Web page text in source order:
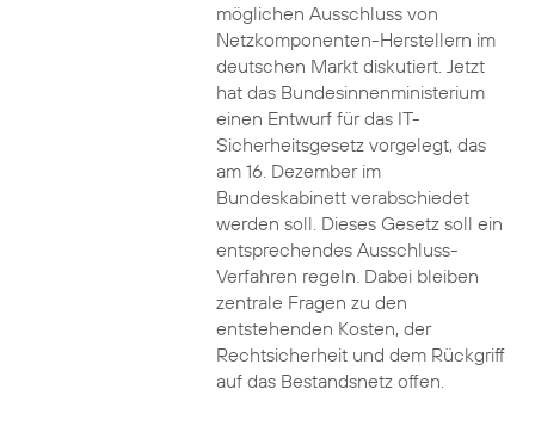
möglichen Ausschluss von
Netzkomponenten-Herstellern im
deutschen Markt diskutiert. Jetzt
hat das Bundesinnenministerium
einen Entwurf für das IT-
Sicherheitsgesetz vorgelegt, das
am 16. Dezember im
Bundeskabinett verabschiedet
werden soll. Dieses Gesetz soll ein
entsprechendes Ausschluss-
Verfahren regeln. Dabei bleiben
zentrale Fragen zu den
entstehenden Kosten, der
Rechtsicherheit und dem Rückgriff
auf das Bestandsnetz offen.